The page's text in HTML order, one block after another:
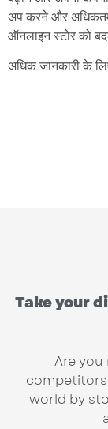
अप करने और
ऑनलाइन स्टोर को
अधिक जानकारी के
Take your
Are
world by